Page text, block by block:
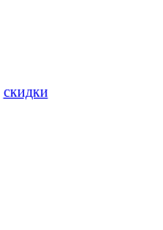
скидки